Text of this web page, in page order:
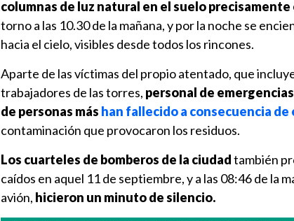
columnas de luz natural en el suelo precisamente
torno a las 10.30 de la mañana, y por la noche se
hacia el cielo, visibles desde todos los rincones.
Aparte de las víctimas del propio atentado, que
trabajadores de las torres, personal de
de personas más han fallecido a consecuencia
contaminación que provocaron los residuos.
Los cuarteles de bomberos de la ciudadtambién
caídos en aquel 11 de septiembre, y a las 08:46 de la
avión, hicieron un minuto de silencio.